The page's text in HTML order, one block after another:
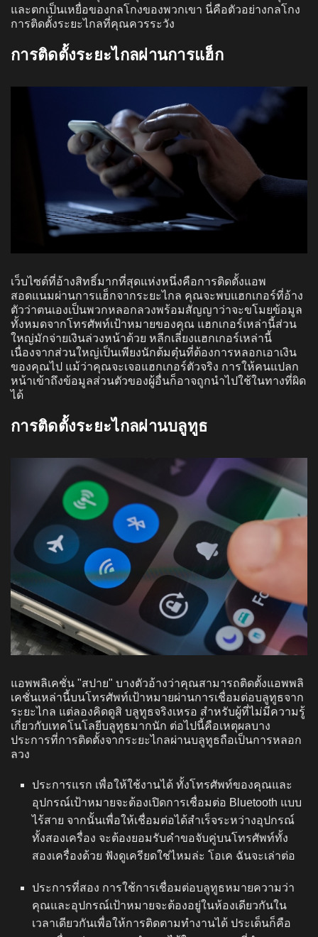
และตกเป็นเหยื่อของกลโกงของพวกเขา นี่คือตัวอย่างกลโกง
การติดตั้งระยะไกลที่คุณควรระวัง
การติดตั้งระยะไกลผ่านการแฮ็ก
เว็บไซต์ที่อ้างสิทธิ์มากที่สุดแห่งหนึ่งคือการติดตั้งแอพ
สอดแนมผ่านการแฮ็กจากระยะไกล คุณจะพบแฮกเกอร์ที่อ้าง
ตัวว่าตนเองเป็นพวกหลอกลวงพร้อมสัญญาว่าจะขโมยข้อมูล
ทั้งหมดจากโทรศัพท์เป้าหมายของคุณ แฮกเกอร์เหล่านี้ส่วน
ใหญ่มักจ่ายเงินล่วงหน้าด้วย หลีกเลี่ยงแฮกเกอร์เหล่านี้
เนื่องจากส่วนใหญ่เป็นเพียงนักต้มตุ๋นที่ต้องการหลอกเอาเงิน
ของคุณไป แม้ว่าคุณจะเจอแฮกเกอร์ตัวจริง การให้คนแปลก
หน้าเข้าถึงข้อมูลส่วนตัวของผู้อื่นก็อาจถูกนำไปใช้ในทางที่ผิด
ได้
การติดตั้งระยะไกลผ่านบลูทูธ
แอพพลิเคชั่น "สปาย" บางตัวอ้างว่าคุณสามารถติดตั้งแอพพลิ
เคชั่นเหล่านี้บนโทรศัพท์เป้าหมายผ่านการเชื่อมต่อบลูทูธจาก
ระยะไกล แต่ลองคิดดูสิ บลูทูธจริงเหรอ สำหรับผู้ที่ไม่มีความรู้
เกี่ยวกับเทคโนโลยีบลูทูธมากนัก ต่อไปนี้คือเหตุผลบาง
ประการที่การติดตั้งจากระยะไกลผ่านบลูทูธถือเป็นการหลอก
ลวง
ประการแรก เพื่อให้ใช้งานได้ ทั้งโทรศัพท์ของคุณและ
อุปกรณ์เป้าหมายจะต้องเปิดการเชื่อมต่อ Bluetooth แบบ
ไร้สาย จากนั้นเพื่อให้เชื่อมต่อได้สำเร็จระหว่างอุปกรณ์
ทั้งสองเครื่อง จะต้องยอมรับคำขอจับคู่บนโทรศัพท์ทั้ง
สองเครื่องด้วย ฟังดูเครียดใช่ไหมล่ะ โอเค ฉันจะเล่าต่อ
ประการที่สอง การใช้การเชื่อมต่อบลูทูธหมายความว่า
คุณและอุปกรณ์เป้าหมายจะต้องอยู่ในห้องเดียวกันใน
เวลาเดียวกันเพื่อให้การติดตามทำงานได้ ประเด็นก็คือ